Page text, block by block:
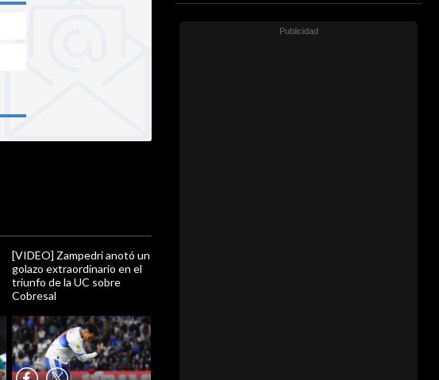
[VIDEO] Zampedri anotó un
golazo extraordinario en el
triunfo de la UC sobre
Cobresal